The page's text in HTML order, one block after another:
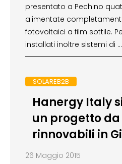
presentato a Pechino
alimentate
fotovoltaici a film sottile.
installati inoltre sistemi di …
SOLAREB2B
Hanergy Italy
un progetto da
rinnovabili in
26 Maggio 2015